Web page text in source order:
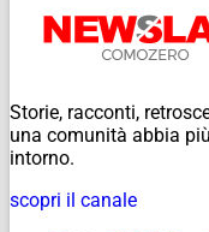
Storie, racconti,
una comunità abbia
intorno.
scopri il canale